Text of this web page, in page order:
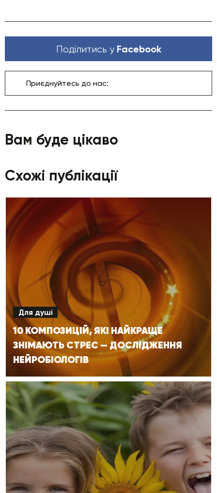
Поділитись у Facebook
Приєднуйтесь до нас:
Вам буде цікаво
Схожі публікації
Для душі
10 КОМПОЗИЦІЙ, ЯКІ НАЙКРАЩЕ
ЗНІМАЮТЬ СТРЕС — ДОСЛІДЖЕННЯ
НЕЙРОБІОЛОГІВ